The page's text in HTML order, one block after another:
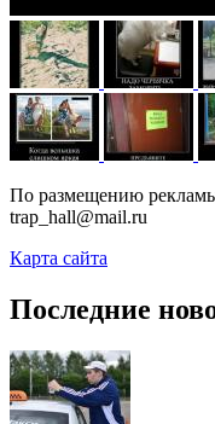
По размещению
trap_hall@mail.ru
Карта сайта
Последние